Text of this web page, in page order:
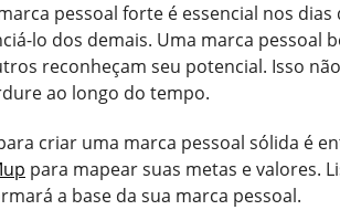
pessoal forte é essencial nos
lo dos demais. Uma marca pessoal
reconheçam seu potencial. Isso
ao longo do tempo.
criar uma marca pessoal sólida é
para mapear suas metas e valores.
a base da sua marca pessoal.